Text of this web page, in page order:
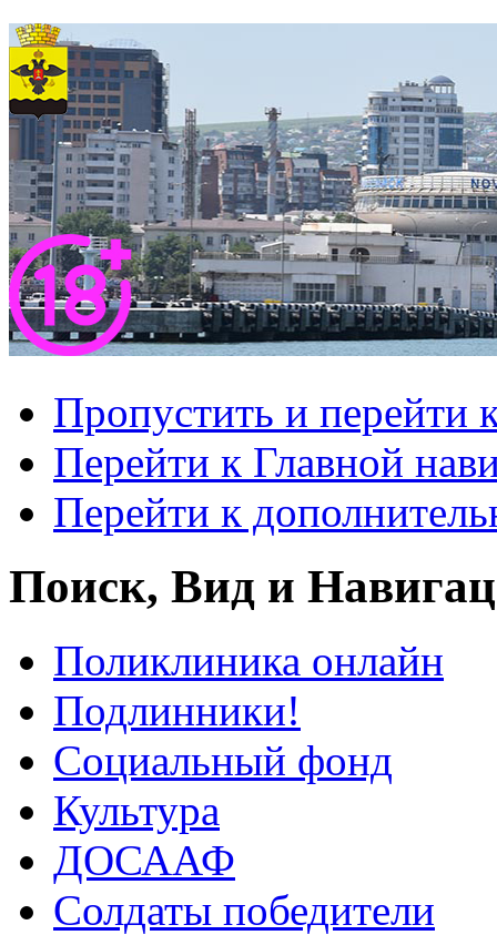
Пропустить и перейти
Перейти к Главной
Перейти к
Поиск, Вид и
Поликлиника онлайн
Подлинники!
Социальный фонд
Культура
ДОСААФ
Солдаты победители